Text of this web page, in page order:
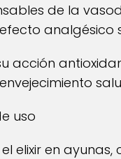
de la
analgésico
acción
uso
elixir en